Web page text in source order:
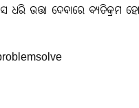
ଭତ୍ତା ଦେବାରେ ବ୍ୟତିକ୍ରମ